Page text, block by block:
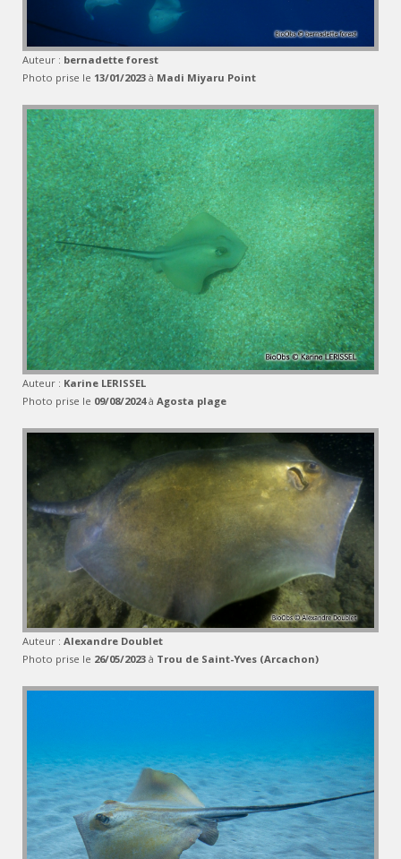
Auteur : bernadette forest
Photo prise le 13/01/2023 à Madi Miyaru Point
Auteur : Karine LERISSEL
Photo prise le 09/08/2024à Agosta plage
Auteur : Alexandre Doublet
Photo prise le 26/05/2023 à Trou de Saint-Yves (Arcachon)